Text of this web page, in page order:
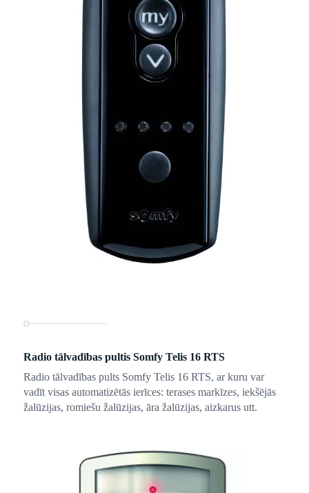
Radio tālvadības pultis Somfy Telis 16 RTS
Radio tālvadības pults Somfy Telis 16 RTS, ar kuru var
vadīt visas automatizētās ierīces: terases markīzes, iekšējās
žalūzijas, romiešu žalūzijas, āra žalūzijas, aizkarus utt.